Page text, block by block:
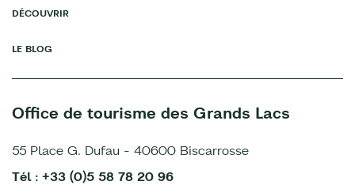
DÉCOUVRIR
LE BLOG
Office de tourisme des Grands Lacs
55 Place G. Dufau - 40600 Biscarrosse
Tél : +33 (0)5 58 78 20 96